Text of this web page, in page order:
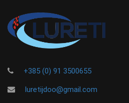
+385 (0) 91 3500655
luretijdoo@gmail.com